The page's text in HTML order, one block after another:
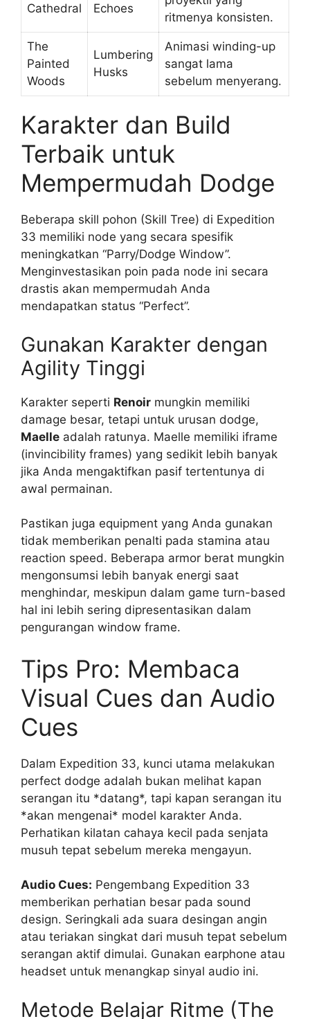
Cathedral
Echoes
ritmenya konsisten.
The
Painted
Woods
Lumbering
Husks
Animasi winding-up
sangat lama
sebelum menyerang.
Karakter dan Build
Terbaik untuk
Mempermudah Dodge
Beberapa skill pohon (Skill Tree) di Expedition
33 memiliki node yang secara spesifik
meningkatkan “Parry/Dodge Window”.
Menginvestasikan poin pada node ini secara
drastis akan mempermudah Anda
mendapatkan status “Perfect”.
Gunakan Karakter dengan
Agility Tinggi
Karakter seperti Renoir mungkin memiliki
damage besar, tetapi untuk urusan dodge,
Maelle adalah ratunya. Maelle memiliki iframe
(invincibility frames) yang sedikit lebih banyak
jika Anda mengaktifkan pasif tertentunya di
awal permainan.
Pastikan juga equipment yang Anda gunakan
tidak memberikan penalti pada stamina atau
reaction speed. Beberapa armor berat mungkin
mengonsumsi lebih banyak energi saat
menghindar, meskipun dalam game turn-based
hal ini lebih sering dipresentasikan dalam
pengurangan window frame.
Tips Pro: Membaca
Visual Cues dan Audio
Cues
Dalam Expedition 33, kunci utama melakukan
perfect dodge adalah bukan melihat kapan
serangan itu *datang*, tapi kapan serangan itu
*akan mengenai* model karakter Anda.
Perhatikan kilatan cahaya kecil pada senjata
musuh tepat sebelum mereka mengayun.
Audio Cues: Pengembang Expedition 33
memberikan perhatian besar pada sound
design. Seringkali ada suara desingan angin
atau teriakan singkat dari musuh tepat sebelum
serangan aktif dimulai. Gunakan earphone atau
headset untuk menangkap sinyal audio ini.
Metode Belajar Ritme (The